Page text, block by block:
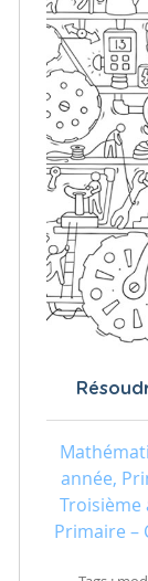
année,
Troisième
Primaire –